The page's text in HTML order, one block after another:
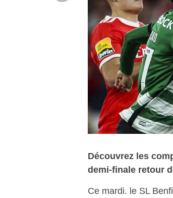
Découvrez les
demi-finale retour
Ce mardi. le SL